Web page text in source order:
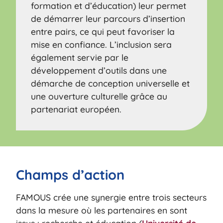
formation et d’éducation) leur permet
de démarrer leur parcours d’insertion
entre pairs, ce qui peut favoriser la
mise en confiance. L’inclusion sera
également servie par le
développement d’outils dans une
démarche de conception universelle et
une ouverture culturelle grâce au
partenariat européen.
Champs d’action
FAMOUS crée une synergie entre trois secteurs
dans la mesure où les partenaires en sont